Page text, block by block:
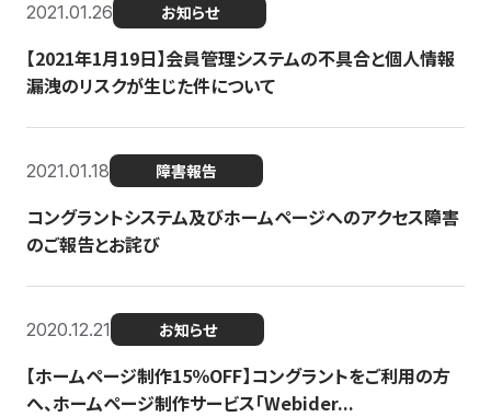
2021.01.26 お知らせ
【2021年1月19日】会員管理システムの不具合と個人情報
漏洩のリスクが生じた件について
2021.01.18 障害報告
コングラントシステム及びホームページへのアクセス障害
のご報告とお詫び
2020.12.21 お知らせ
【ホームページ制作15％OFF】コングラントをご利用の方
へ、ホームページ制作サービス「Webider...